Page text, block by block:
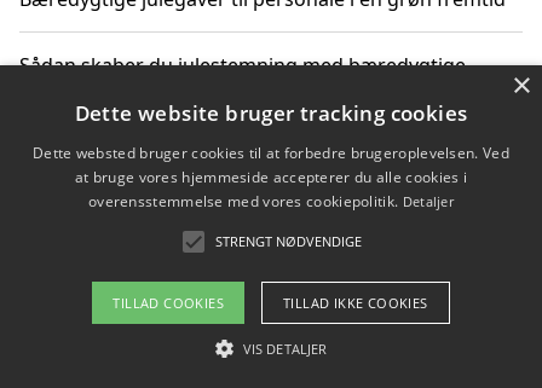
Sådan skaber du julestemning med bæredygtige
Sådan skaber du et bæredygtigt hjem med familien i
Copyright 2026 - Pilanto Aps
Om / kontakt
×
Dette website bruger tracking cookies
Dette websted bruger cookies til at forbedre brugeroplevelsen. Ved
at bruge vores hjemmeside accepterer du alle cookies i
overensstemmelse med vores cookiepolitik. Detaljer
STRENGT NØDVENDIGE
TILLAD COOKIES TILLAD IKKE COOKIES
VIS DETALJER